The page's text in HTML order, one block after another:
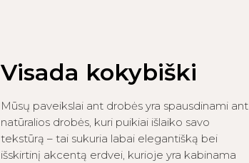
Visada kokybiški
Mūsų paveikslai ant drobės yra spausdinami ant
natūralios drobės, kuri puikiai išlaiko savo
tekstūrą – tai sukuria labai elegantišką bei
išskirtinį akcentą erdvei, kurioje yra kabinama